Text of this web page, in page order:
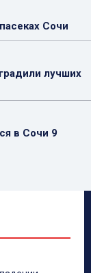
Сочи
лучших
в Сочи 9